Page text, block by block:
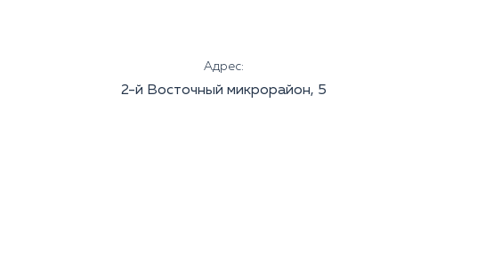
Адрес:
2-й Восточный микрорайон, 5